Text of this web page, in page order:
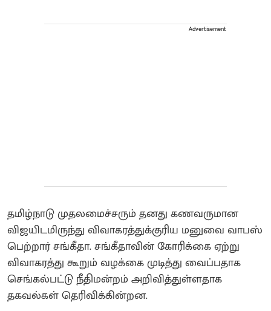
Advertisement
தமிழ்நாடு முதலமைச்சரும் தனது கணவருமான
விஜயிடமிருந்து விவாகரத்துக்குரிய மனுவை வாபஸ்
பெற்றார் சங்கீதா. சங்கீதாவின் கோரிக்கை ஏற்று
விவாகரத்து கூறும் வழக்கை முடித்து வைப்பதாக
செங்கல்பட்டு நீதிமன்றம் அறிவித்துள்ளதாக
தகவல்கள் தெரிவிக்கின்றன.